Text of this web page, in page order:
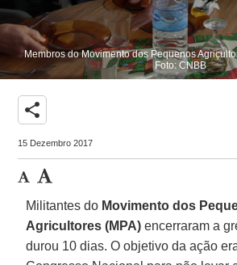
Membros do Movimento dos Pequenos
Foto: CNBB
share
15 Dezembro 2017
Militantes do Movimento dos
Agricultores (MPA) encerraram a
durou 10 dias. O objetivo da ação